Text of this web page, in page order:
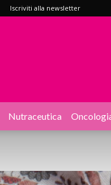
Iscriviti alla newsletter
Nutraceutica